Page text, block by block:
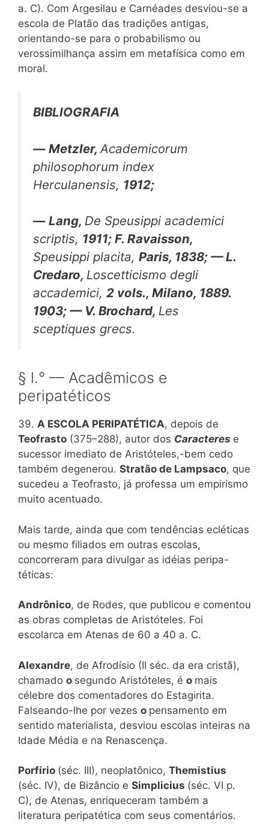
a. C). Com Argesilau e Carnéades desviou-se a
escola de Platão das tradições antigas,
orientando-se para o probabilismo ou
verossimilhança assim em metafísica como em
moral.
BIBLIOGRAFIA
— Metzler, Academicorum
philosophorum index
Herculanensis, 1912;
— Lang, De Speusippi academici
scriptis, 1911; F. Ravaisson,
Speusippi placita, Paris, 1838; — L.
Credaro, Loscetticismo degli
accademici, 2 vols., Milano, 1889.
1903; — V. Brochard, Les
sceptiques grecs.
§ l.° — Acadêmicos e
peripatéticos
39. A ESCOLA PERIPATÉTICA, depois de
Teofrasto (375–288), autor dos Caracteres e
sucessor imediato de Aristóteles,-bem cedo
também degenerou. Stratão de Lampsaco, que
sucedeu a Teofrasto, já professa um empirismo
muito acentuado.
Mais tarde, ainda que com tendências ecléticas
ou mesmo filiados em outras escolas,
concorreram para divulgar as idéias peripa-
téticas:
Andrônico, de Rodes, que publicou e comentou
as obras completas de Aristóteles. Foi
escolarca em Atenas de 60 a 40 a. C.
Alexandre, de Afrodísio (II séc. da era cristã),
chamado o segundo Aristóteles, é o mais
célebre dos comentadores do Estagirita.
Falseando-lhe por vezes o pensamento em
sentido materialista, desviou escolas inteiras na
Idade Média e na Renascença.
Porfírio (séc. III), neoplatônico, Themistius
(séc. IV), de Bizâncio e Simplicius (séc. VI p.
C), de Atenas, enriqueceram também a
literatura peripatética com seus comentários.